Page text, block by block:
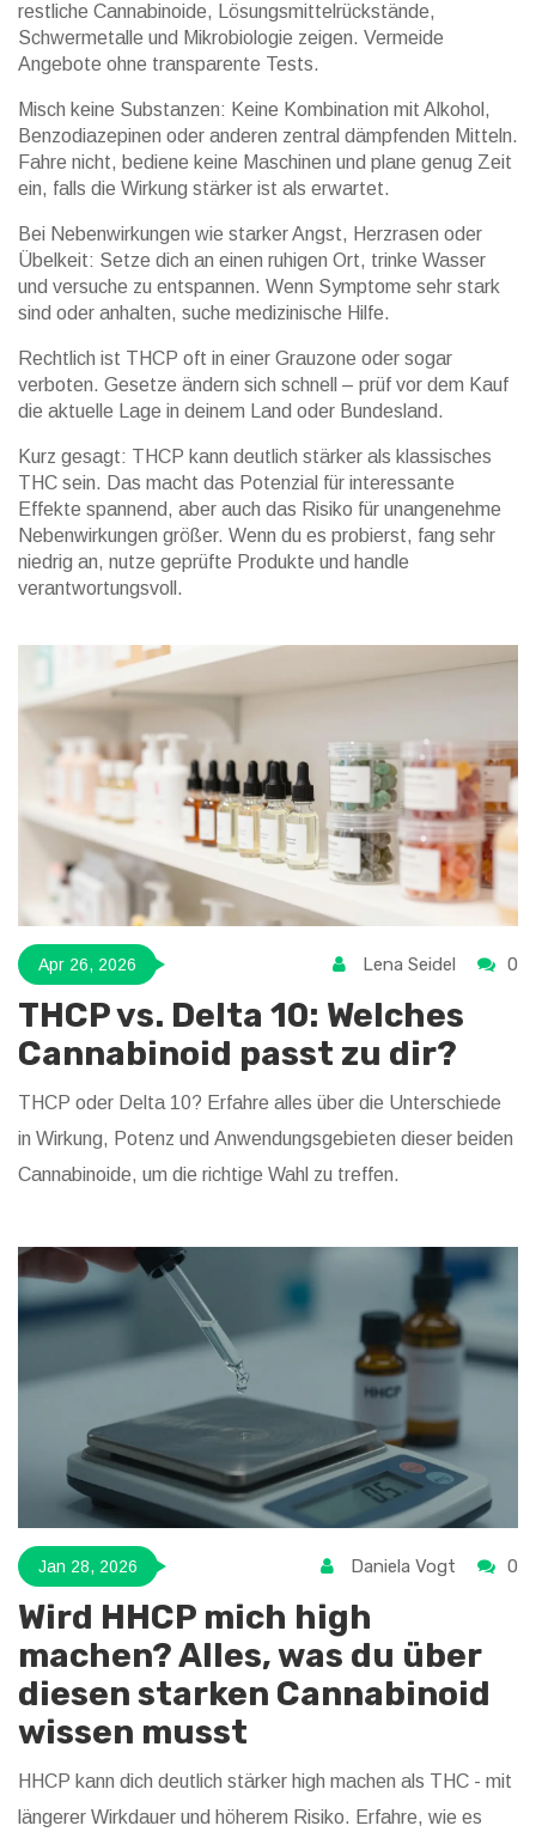
restliche Cannabinoide, Lösungsmittelrückstände,
Schwermetalle und Mikrobiologie zeigen. Vermeide
Angebote ohne transparente Tests.
Misch keine Substanzen: Keine Kombination mit Alkohol,
Benzodiazepinen oder anderen zentral dämpfenden Mitteln.
Fahre nicht, bediene keine Maschinen und plane genug Zeit
ein, falls die Wirkung stärker ist als erwartet.
Bei Nebenwirkungen wie starker Angst, Herzrasen oder
Übelkeit: Setze dich an einen ruhigen Ort, trinke Wasser
und versuche zu entspannen. Wenn Symptome sehr stark
sind oder anhalten, suche medizinische Hilfe.
Rechtlich ist THCP oft in einer Grauzone oder sogar
verboten. Gesetze ändern sich schnell – prüf vor dem Kauf
die aktuelle Lage in deinem Land oder Bundesland.
Kurz gesagt: THCP kann deutlich stärker als klassisches
THC sein. Das macht das Potenzial für interessante
Effekte spannend, aber auch das Risiko für unangenehme
Nebenwirkungen größer. Wenn du es probierst, fang sehr
niedrig an, nutze geprüfte Produkte und handle
verantwortungsvoll.
Apr 26, 2026 Lena Seidel 0
THCP vs. Delta 10: Welches
Cannabinoid passt zu dir?
THCP oder Delta 10? Erfahre alles über die Unterschiede
in Wirkung, Potenz und Anwendungsgebieten dieser beiden
Cannabinoide, um die richtige Wahl zu treffen.
Jan 28, 2026 Daniela Vogt 0
Wird HHCP mich high
machen? Alles, was du über
diesen starken Cannabinoid
wissen musst
HHCP kann dich deutlich stärker high machen als THC - mit
längerer Wirkdauer und höherem Risiko. Erfahre, wie es